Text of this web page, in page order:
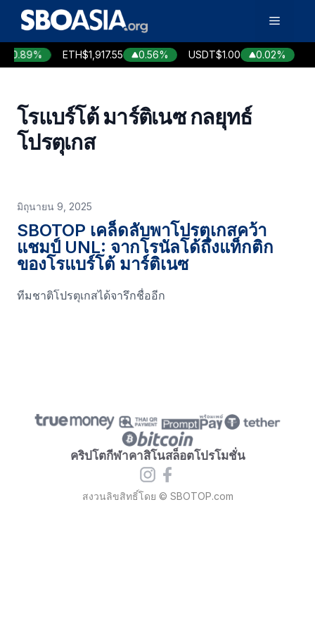
Skip
content
Menu
0.89% ETH$1,917.55 0.56% USDT$1.00 0.02%
โรแบร์โต้ มาร์ติเนซ กลยุทธ์
โปรตุเกส
มิถุนายน 9, 2025
SBOTOP เคล็ดลับพาโปรตุเกสคว้า
แชมป์ UNL: จากโรนัลโด้ถึงแท็กติก
ของโรแบร์โต้ มาร์ติเนซ
ทีมชาติโปรตุเกสได้จารึกชื่ออีก
คริปโตกีฬาคาสิโนสล็อตโปรโมชั่น
สงวนลิขสิทธิ์โดย © SBOTOP.com